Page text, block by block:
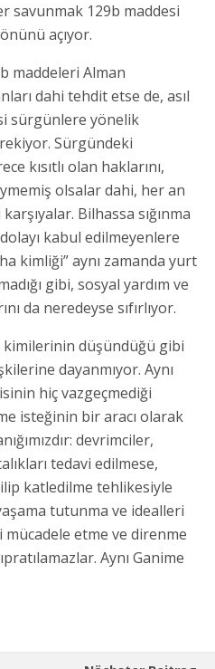
savunmak 129b maddesi
açıyor.
maddeleri Alman
dahi tehdit etse de, asıl
sürgünlere yönelik
Sürgündeki
kısıtlı olan haklarını,
olsalar dahi, her an
Bilhassa sığınma
kabul edilmeyenlere
kimliği” aynı zamanda yurt
gibi, sosyal yardım ve
da neredeyse sıfırlıyor.
kimilerinin düşündüğü gibi
dayanmıyor. Aynı
hiç vazgeçmediği
isteğinin bir aracı olarak
devrimciler,
tedavi edilmese,
katledilme tehlikesiyle
tutunma ve idealleri
etme ve direnme
Aynı Ganime